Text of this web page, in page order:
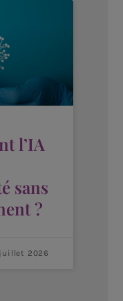
l’IA
sans
?
2026